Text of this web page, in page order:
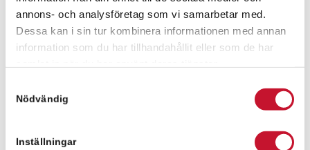
annons- och analysföretag som vi samarbetar med.
Dessa kan i sin tur kombinera informationen med annan
information som du har tillhandahållit eller som de har
Nödvändig
Inställningar
+46 736 630029
Meddelande